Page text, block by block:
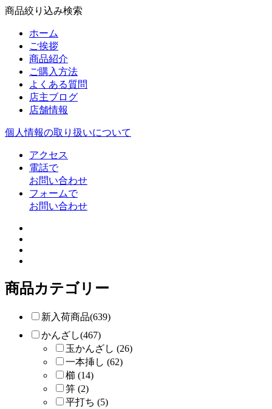
商品絞り込み検索
ホーム
ご挨拶
商品紹介
ご購入方法
よくある質問
店主ブログ
店舗情報
個人情報の取り扱いについて
アクセス
電話で
お問い合わせ
フォームで
お問い合わせ
商品カテゴリー
新入荷商品(639)
かんざし(467)
玉かんざし (26)
一本挿し (62)
櫛 (14)
笄 (2)
平打ち (5)